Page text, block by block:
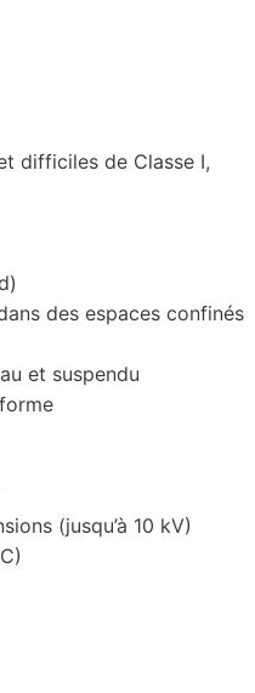
difficiles de Classe I,
des espaces confinés
et suspendu
(jusqu’à 10 kV)